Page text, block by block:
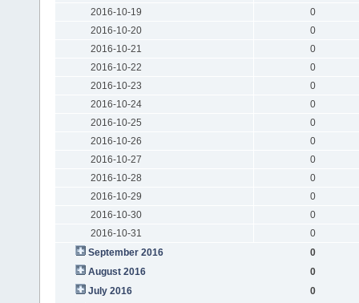
2016-10-19
0
2016-10-20
0
2016-10-21
0
2016-10-22
0
2016-10-23
0
2016-10-24
0
2016-10-25
0
2016-10-26
0
2016-10-27
0
2016-10-28
0
2016-10-29
0
2016-10-30
0
2016-10-31
0
September 2016
0
August 2016
0
July 2016
0